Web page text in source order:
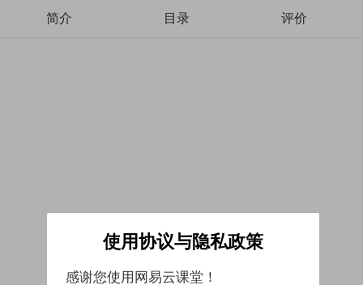
简介 目录 评价
使用协议与隐私政策
感谢您使用网易云课堂！